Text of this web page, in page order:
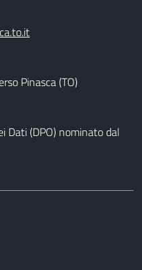
Pinasca (TO)
Dati (DPO) nominato dal